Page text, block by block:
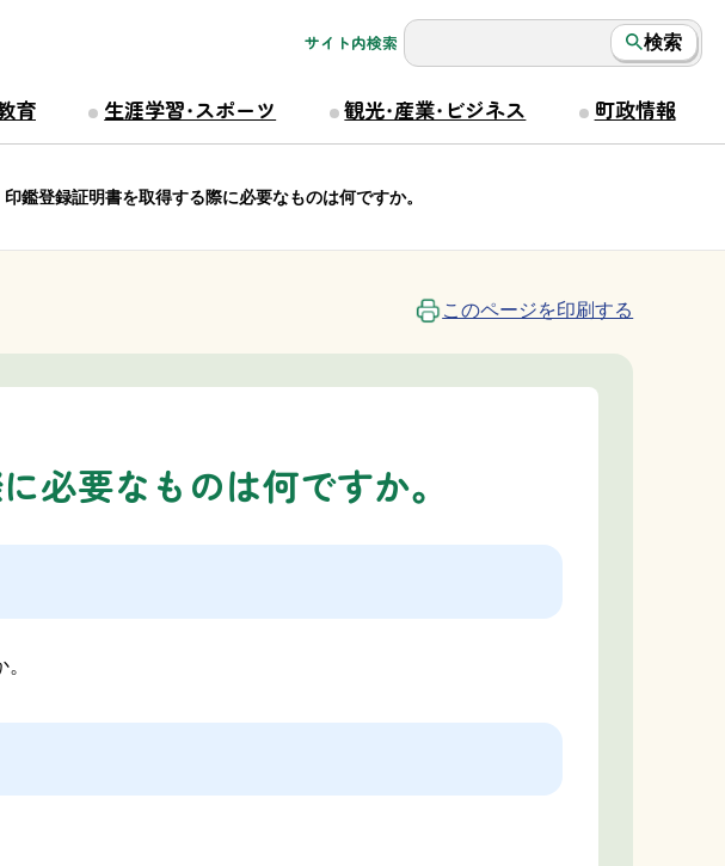
サイト内検索 検索
育 生涯学習・スポーツ 観光・産業・ビジネス 町政情報
印鑑登録証明書を取得する際に必要なものは何ですか。
このページを印刷する
必要なものは何ですか。